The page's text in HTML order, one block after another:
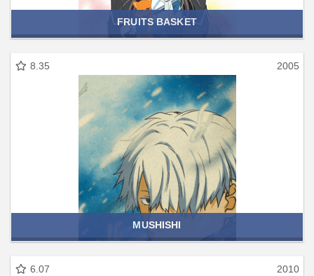
FRUITS BASKET
8.35 2005
MUSHISHI
6.07 2010